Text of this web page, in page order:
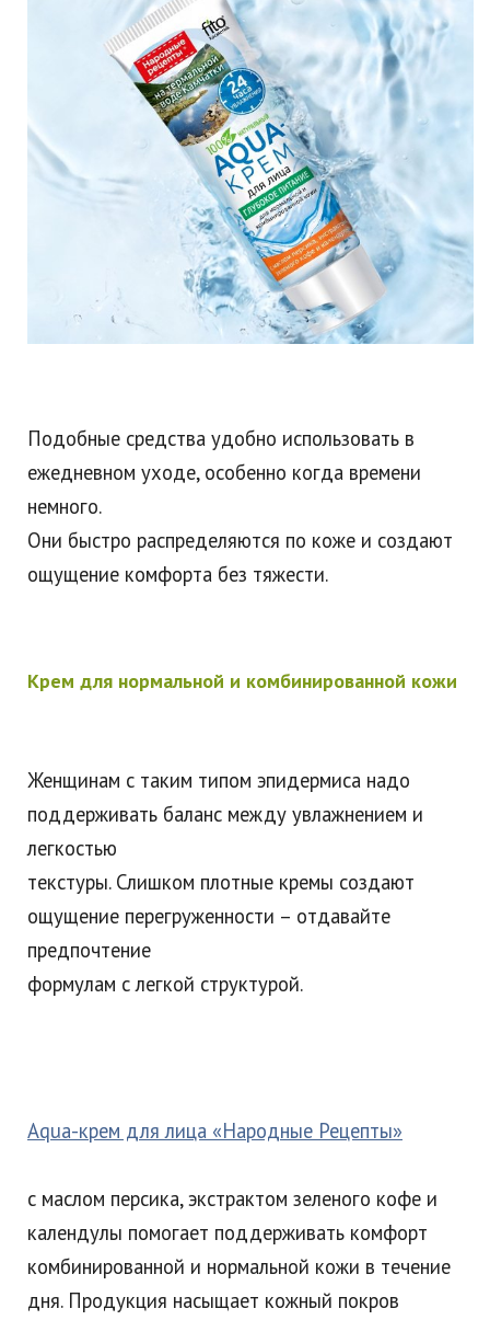
Подобные средства удобно использовать в
ежедневном уходе, особенно когда времени
немного.
Они быстро распределяются по коже и создают
ощущение комфорта без тяжести.
Крем для нормальной и комбинированной кожи
Женщинам с таким типом эпидермиса надо
поддерживать баланс между увлажнением и
легкостью
текстуры. Слишком плотные кремы создают
ощущение перегруженности – отдавайте
предпочтение
формулам с легкой структурой.
Aqua-крем для лица «Народные Рецепты»
с маслом персика, экстрактом зеленого кофе и
календулы помогает поддерживать комфорт
комбинированной и нормальной кожи в течение
дня. Продукция насыщает кожный покров